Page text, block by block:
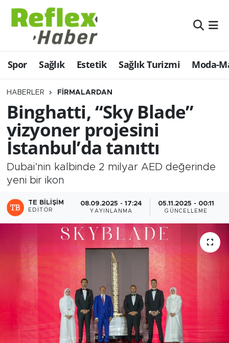
Spor Sağlık Estetik Sağlık Turizmi Moda-
HABERLER FIRMALARDAN
Binghatti, “Sky Blade”
vizyoner projesini
İstanbul’da tanıttı
Dubai’nin kalbinde 2 milyar AED değerinde
yeni bir ikon
TE BILIŞIM
EDITÖR
08.09.2025 - 17:24
YAYINLANMA
05.11.2025 - 00:11
GÜNCELLEME
Eğitim
Estetik
Firmalardan
Güncel
İş ve Ekonomi
Moda-Magazin-Eğlence
Sanat
Spor
Teknoloji
Nöbetçi Eczaneler
Hava Durumu
Namaz Vakitleri
Trafik Durumu
Şampiyonlar Ligi Puan Durumu ve Fikstür
Tüm Manşetler